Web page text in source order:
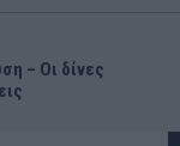
– Οι δίνες